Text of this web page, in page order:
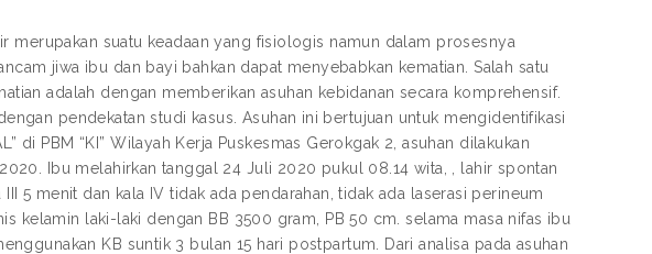
merupakan suatu keadaan yang fisiologis namun dalam prosesnya
jiwa ibu dan bayi bahkan dapat menyebabkan kematian. Salah satu
adalah dengan memberikan asuhan kebidanan secara komprehensif.
pendekatan studi kasus. Asuhan ini bertujuan untuk mengidentifikasi
di PBM “KI” Wilayah Kerja Puskesmas Gerokgak 2, asuhan dilakukan
Ibu melahirkan tanggal 24 Juli 2020 pukul 08.14 wita, , lahir spontan
5 menit dan kala IV tidak ada pendarahan, tidak ada laserasi perineum
kelamin laki-laki dengan BB 3500 gram, PB 50 cm. selama masa nifas ibu
KB suntik 3 bulan 15 hari postpartum. Dari analisa pada asuhan